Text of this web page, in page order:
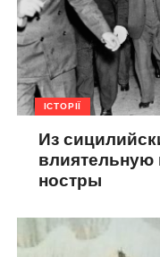
ІСТОРІЇ
Из
ностры